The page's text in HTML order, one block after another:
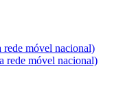
rede móvel nacional)
rede móvel nacional)